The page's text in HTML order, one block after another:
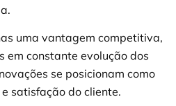
uma vantagem competitiva,
em constante evolução dos
se posicionam como
satisfação do cliente.